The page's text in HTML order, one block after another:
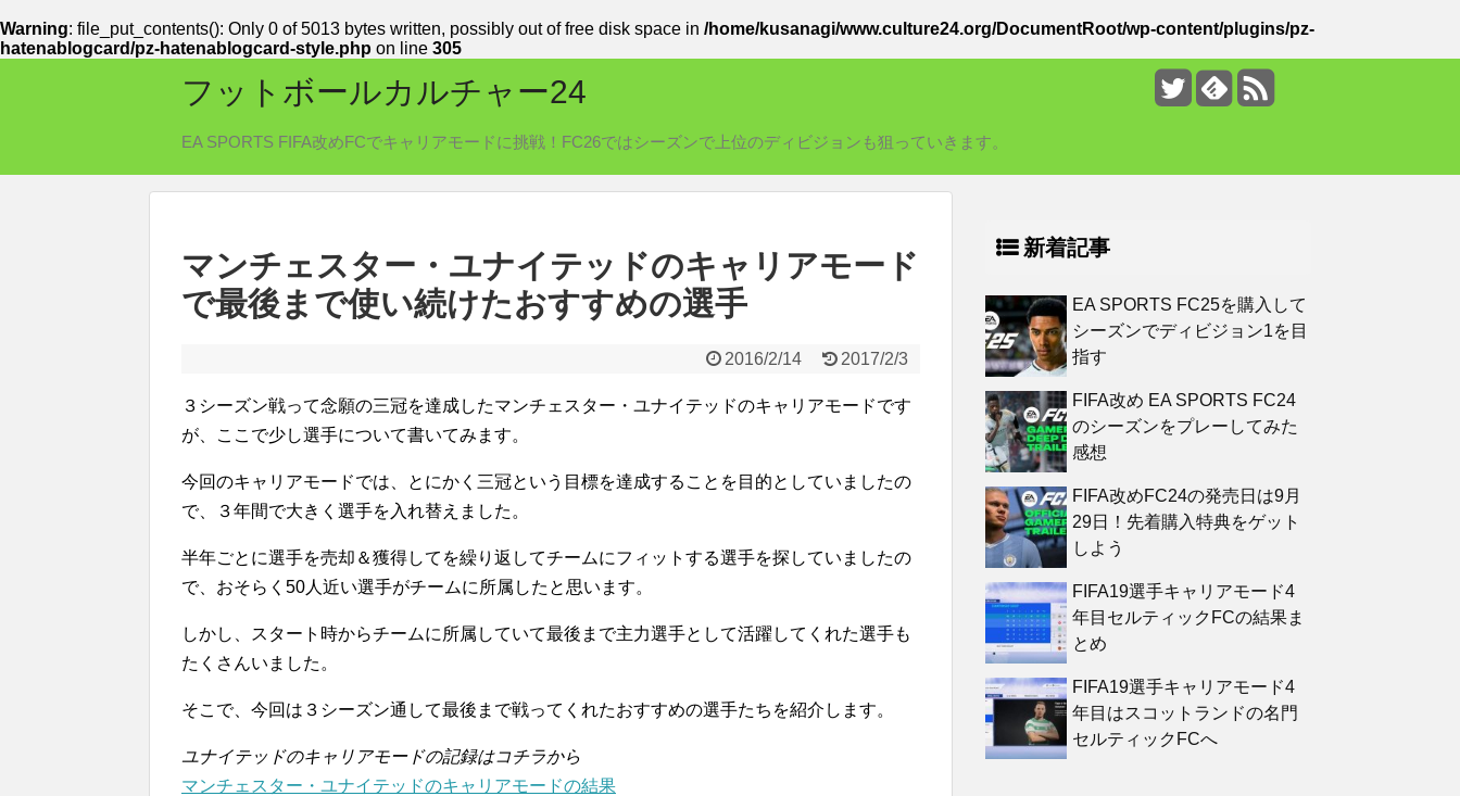
Warning: file_put_contents(): Only 0 of 5013 bytes written, possibly out of free disk space in /home/kusanagi/www.culture24.org/DocumentRoot/wp-content/plugins/pz-
hatenablogcard/pz-hatenablogcard-style.php on line 305
フットボールカルチャー24
EA SPORTS FIFA改めFCでキャリアモードに挑戦！FC26ではシーズンで上位のディビジョンも狙っていきます。
マンチェスター・ユナイテッドのキャリアモード
で最後まで使い続けたおすすめの選手
2016/2/14 2017/2/3
３シーズン戦って念願の三冠を達成したマンチェスター・ユナイテッドのキャリアモードです
が、ここで少し選手について書いてみます。
今回のキャリアモードでは、とにかく三冠という目標を達成することを目的としていましたの
で、３年間で大きく選手を入れ替えました。
半年ごとに選手を売却＆獲得してを繰り返してチームにフィットする選手を探していましたの
で、おそらく50人近い選手がチームに所属したと思います。
しかし、スタート時からチームに所属していて最後まで主力選手として活躍してくれた選手も
たくさんいました。
そこで、今回は３シーズン通して最後まで戦ってくれたおすすめの選手たちを紹介します。
ユナイテッドのキャリアモードの記録はコチラから
マンチェスター・ユナイテッドのキャリアモードの結果
新着記事
EA SPORTS FC25を購入して
シーズンでディビジョン1を目
指す
FIFA改め EA SPORTS FC24
のシーズンをプレーしてみた
感想
FIFA改めFC24の発売日は9月
29日！先着購入特典をゲット
しよう
FIFA19選手キャリアモード4
年目セルティックFCの結果ま
とめ
FIFA19選手キャリアモード4
年目はスコットランドの名門
セルティックFCへ